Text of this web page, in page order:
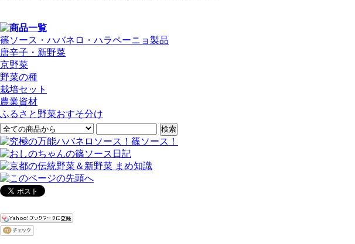
篠ソース・ハバネロ・ハラペーニョ製品
唐辛子・新野菜
京野菜
野菜の種
栽培セット
農業資材
ふるさと野菜おすそ分け